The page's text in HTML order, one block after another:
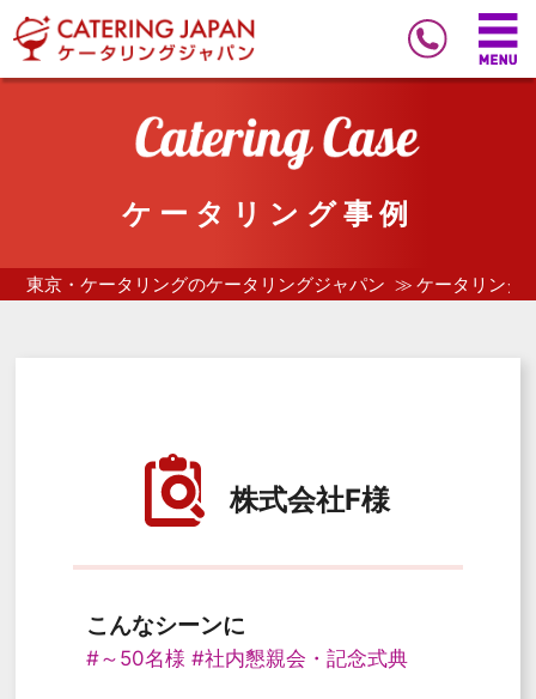
ケータリング事例
東京・ケータリングのケータリングジャパン ケータリング
株式会社F様
こんなシーンに
#～50名様 #社内懇親会・記念式典